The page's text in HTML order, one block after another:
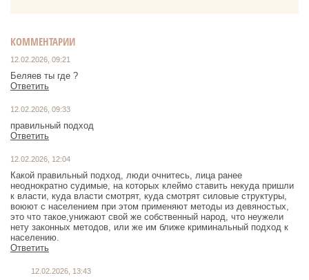
КОММЕНТАРИИ
12.02.2026, 09:21
Беляев ты где ?
Ответить
12.02.2026, 09:33
правильный подход
Ответить
12.02.2026, 12:04
Какой правильный подход, люди очнитесь, лица ранее
неоднократно судимые, на которых клеймо ставить некуда пришли
к власти, куда власти смотрят, куда смотрят силовые структуры,
воюют с населением при этом применяют методы из девяностых,
это что такое,унижают свой же собственный народ, что неужели
нету законных методов, или же им ближе криминальный подход к
населению.
Ответить
12.02.2026, 13:43